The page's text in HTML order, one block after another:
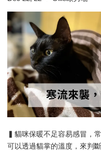
▍貓咪保暖不足容易感冒，
可以透過貓掌的溫度，來判